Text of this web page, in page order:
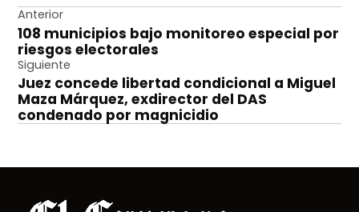
Navegación
de
entradas
Anterior
108 municipios bajo monitoreo especial por
riesgos electorales
Siguiente
Juez concede libertad condicional a Miguel
Maza Márquez, exdirector del DAS
condenado por magnicidio